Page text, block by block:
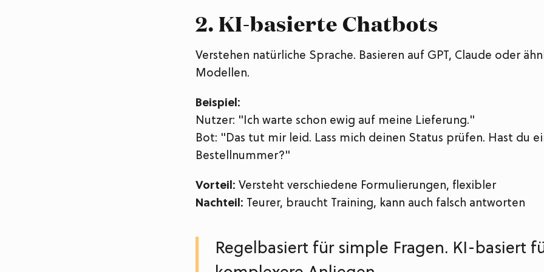
2. KI-basierte Chatbots
Verstehen natürliche Sprache. Basieren auf GPT, Claude oder
Modellen.
Beispiel:
Nutzer: "Ich warte schon ewig auf meine Lieferung."
Bot: "Das tut mir leid. Lass mich deinen Status prüfen. Hast du
Bestellnummer?"
Vorteil: Versteht verschiedene Formulierungen, flexibler
Nachteil: Teurer, braucht Training, kann auch falsch antworten
Regelbasiert für simple Fragen. KI-basiert